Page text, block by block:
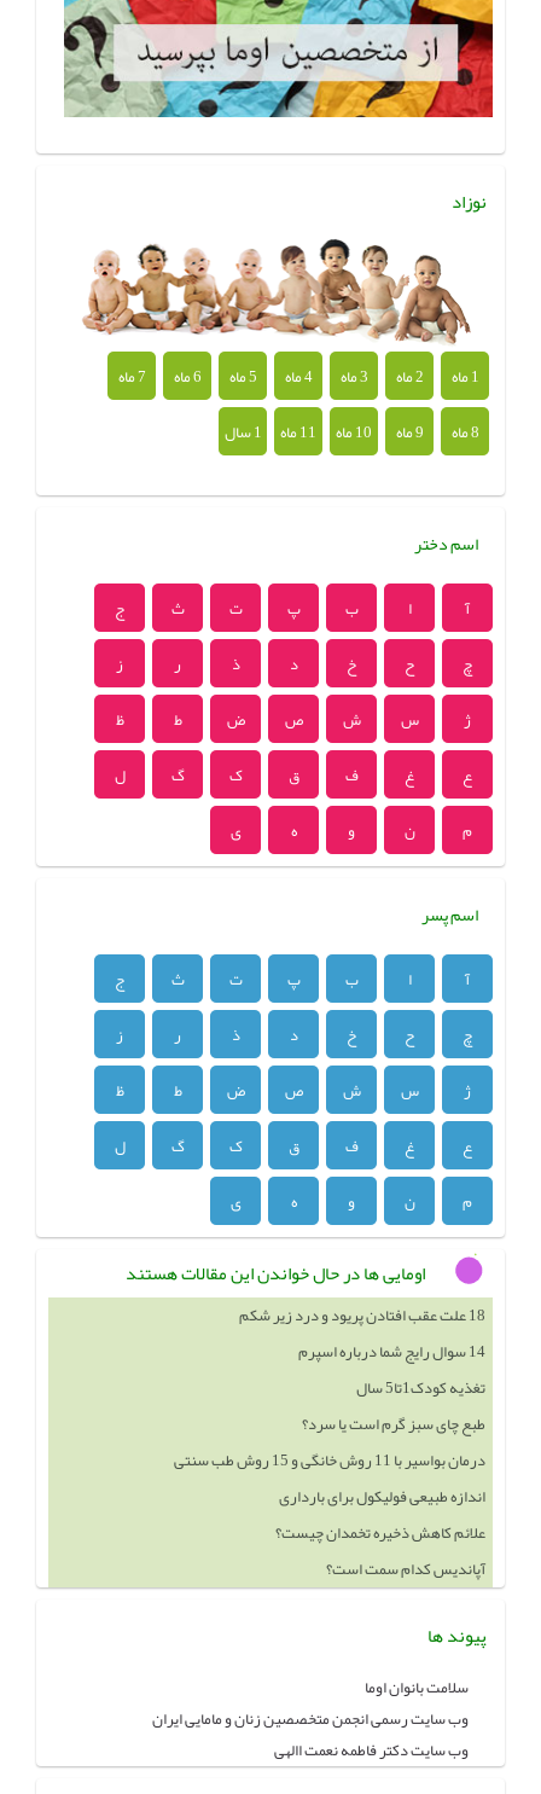
نوزاد
1 ماه 2 ماه 3 ماه 4 ماه 5 ماه 6 ماه
7 ماه
8 ماه
9 ماه 10 ماه 11 ماه 1 سال
اسم دختر
آ ا ب پ ت ث
ج
چ
ح خ د ذ ر
ز
ژ
س ش ص ض ط
ظ
ع
غ ف ق ک گ
ل
م
ن و ه ی
اسم پسر
آ ا ب پ ت ث
ج
چ
ح خ د ذ ر
ز
ژ
س ش ص ض ط
ظ
ع
غ ف ق ک گ
ل
م
ن و ه ی
اومایی ها در حال خواندن این مقالات هستند
18 علت عقب افتادن پریود و درد زیر شکم
14 سوال رایج شما درباره اسپرم
تغذیه کودک1تا5 سال
طبع چای سبز گرم است یا سرد؟
درمان بواسیر با 11 روش خانگی و 15 روش طب سنتی
اندازه طبیعی فولیکول برای بارداری
علائم کاهش ذخیره تخمدان چیست؟
آپاندیس کدام سمت است؟
پیوند ها
سلامت بانوان اوما
وب سایت رسمی انجمن متخصصین زنان و مامایی ایران
وب سایت دکتر فاطمه نعمت االهی